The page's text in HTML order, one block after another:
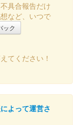
お城EXPO2023版
版
具合報告だけ
など、いつで
ック
てください！
よって運営さ